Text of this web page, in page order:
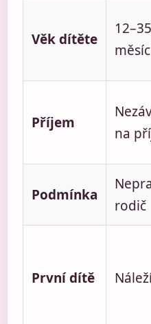
Věk dítěte
12–35
Příjem
na
Podmínka
rodič
První dítě